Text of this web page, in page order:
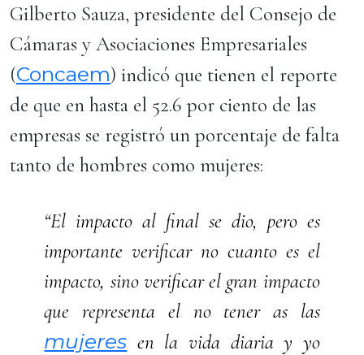
Gilberto Sauza, presidente del Consejo de
Cámaras y Asociaciones Empresariales
(Concaem) indicó que tienen el reporte
de que en hasta el 52.6 por ciento de las
empresas se registró un porcentaje de falta
tanto de hombres como mujeres:
“El impacto al final se dio, pero es
importante verificar no cuanto es el
impacto, sino verificar el gran impacto
que representa el no tener as las
mujeres en la vida diaria y yo